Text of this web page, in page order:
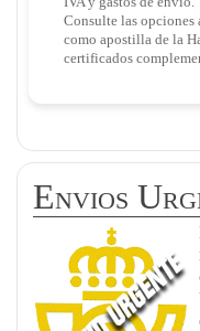
Consulte las opciones
como apostilla de la
certificados
Envios